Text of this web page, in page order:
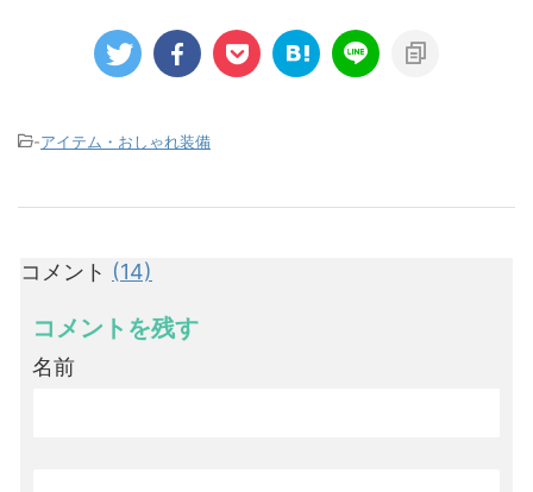
-アイテム・おしゃれ装備
コメント (14)
コメントを残す
名前